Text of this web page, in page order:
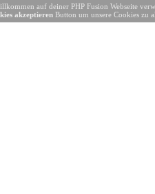
auf deiner PHP Fusion Webseite
akzeptieren Button um unsere Cookies zu